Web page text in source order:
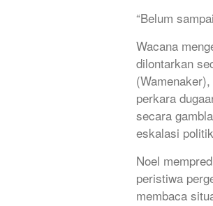
“Belum
Wacana
dilontarkan
perkara
secara
eskalasi
Noel
peristiwa
membaca